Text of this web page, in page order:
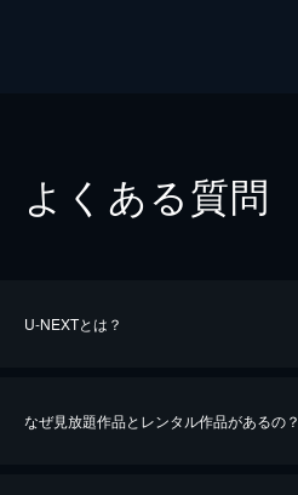
よくある質問
U-NEXTとは？
なぜ見放題作品とレンタル作品があるの？